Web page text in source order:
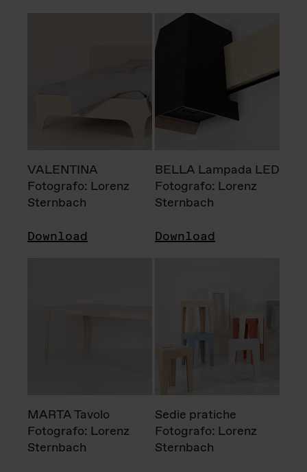
VALENTINA
Fotografo: Lorenz
Sternbach
Download
BELLA Lampada LED
Fotografo: Lorenz
Sternbach
Download
MARTA Tavolo
Fotografo: Lorenz
Sternbach
Sedie pratiche
Fotografo: Lorenz
Sternbach